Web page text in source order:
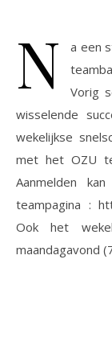
N
a een
Vorig
wisselende
wekelijkse
met het OZU
Aanmelden
teampagina :
Ook het
maandagavond